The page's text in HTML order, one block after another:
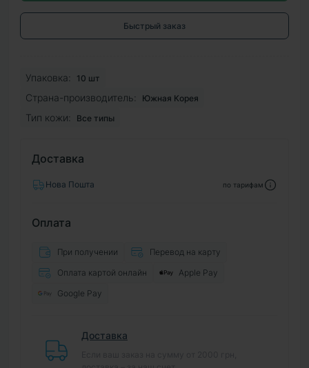
Быстрый заказ
Упаковка: 10 шт
Страна-производитель: Южная Корея
Тип кожи: Все типы
Доставка
Нова Пошта по тарифам
Оплата
При получении
Перевод на карту
Оплата картой онлайн
Apple Pay
Google Pay
Доставка